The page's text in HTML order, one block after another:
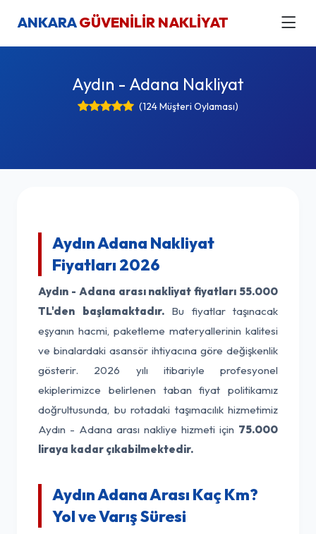
ANKARAGÜVENİLİR NAKLİYAT
Aydın - Adana Nakliyat
(124 Müşteri Oylaması)
Aydın Adana Nakliyat
Fiyatları 2026
Aydın - Adana arası nakliyat fiyatları 55.000
TL'den başlamaktadır.Bu fiyatlar taşınacak
eşyanın hacmi, paketleme materyallerinin kalitesi
ve binalardaki asansör ihtiyacına göre değişkenlik
gösterir. 2026 yılı itibariyle profesyonel
ekiplerimizce belirlenen taban fiyat politikamız
doğrultusunda, bu rotadaki taşımacılık hizmetimiz
Aydın - Adana arası nakliye hizmeti için 75.000
liraya kadar çıkabilmektedir.
Aydın Adana Arası Kaç Km?
Yol ve Varış Süresi